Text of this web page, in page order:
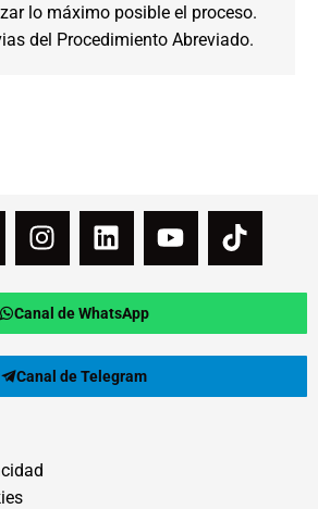
lo máximo posible el proceso.
del Procedimiento Abreviado.
Canal de WhatsApp
Canal de Telegram